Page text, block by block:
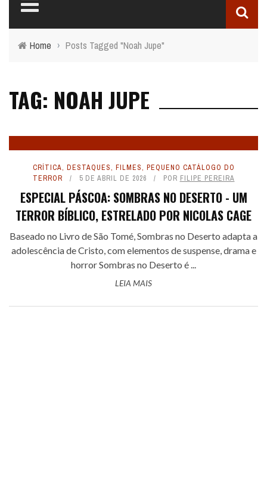
Home › Posts Tagged "Noah Jupe"
TAG: NOAH JUPE
CRÍTICA, DESTAQUES, FILMES, PEQUENO CATÁLOGO DO
TERROR
5 DE ABRIL DE 2026 POR FILIPE PEREIRA
ESPECIAL PÁSCOA: SOMBRAS NO DESERTO - UM
TERROR BÍBLICO, ESTRELADO POR NICOLAS CAGE
Baseado no Livro de São Tomé, Sombras no Deserto adapta a
adolescência de Cristo, com elementos de suspense, drama e
horror Sombras no Deserto é ...
LEIA MAIS